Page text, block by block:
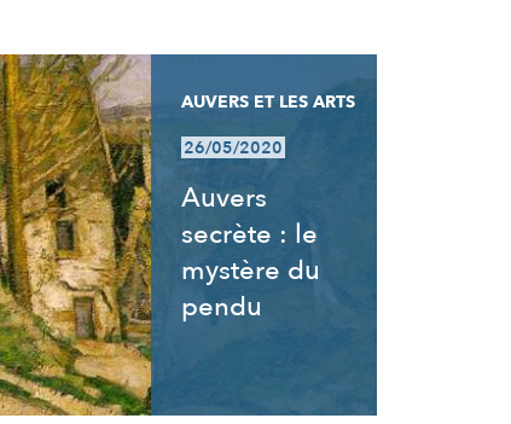
AUVERS ET LES ARTS
26/05/2020
Auvers
secrète : le
mystère du
pendu